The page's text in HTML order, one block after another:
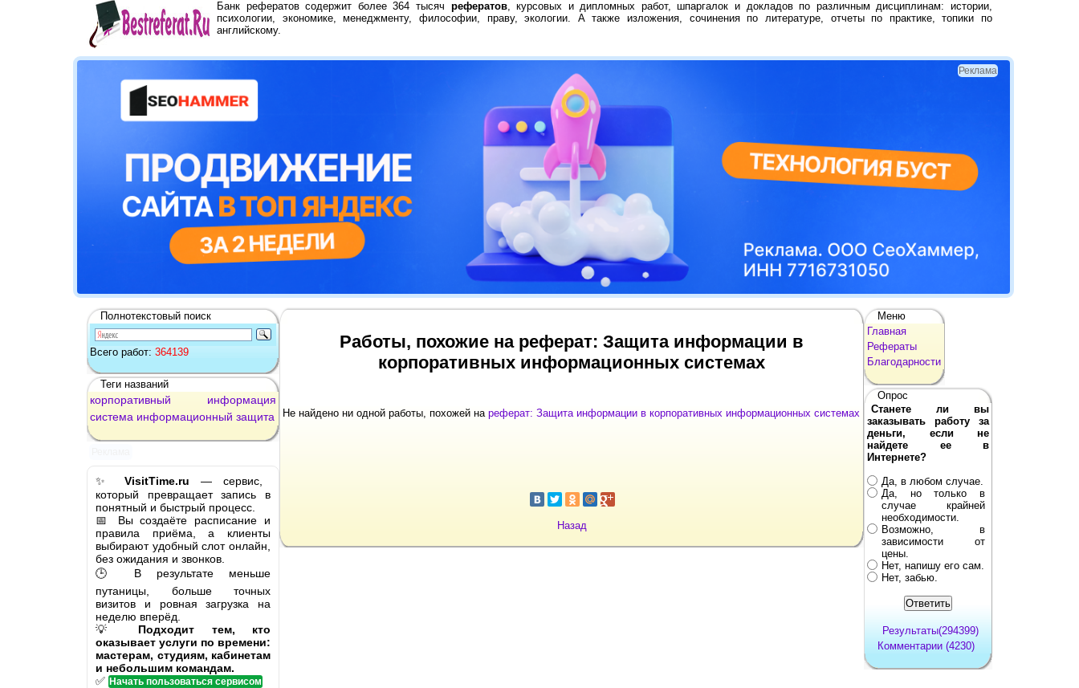
Банк рефератов содержит более 364 тысяч рефератов, курсовых и дипломных работ, шпаргалок и докладов по различным дисциплинам: истории,
психологии, экономике, менеджменту, философии, праву, экологии. А также изложения, сочинения по литературе, отчеты по практике, топики по
английскому.
Реклама
Полнотекстовый поиск
Всего работ: 364139
Теги названий
корпоративный
информация
система информационный защита
✨ VisitTime.ru — сервис,
который превращает запись в
понятный и быстрый процесс.
📅 Вы создаёте расписание и
правила приёма, а клиенты
выбирают удобный слот онлайн,
без ожидания и звонков.
🕒 В результате меньше
путаницы, больше точных
визитов и ровная загрузка на
неделю вперёд.
💡 Подходит тем, кто
оказывает услуги по времени:
мастерам, студиям, кабинетам
и небольшим командам.
✅ Начать пользоваться сервисом
Работы, похожие на реферат: Защита информации в
корпоративных информационных системах
Не найдено ни одной работы, похожей на реферат: Защита информации в корпоративных информационных системах
Назад
Меню
Главная
Рефераты
Благодарности
Опрос
Станете ли вы
заказывать работу за
деньги, если не
найдете ее в
Интернете?
Да, в любом случае.
Да, но только в
случае крайней
необходимости.
Возможно, в
зависимости от
цены.
Нет, напишу его сам.
Нет, забью.
Результаты(294399)
Комментарии (4230)